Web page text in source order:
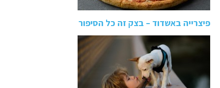
פיצרייה באשדוד – בצק זה כל הסיפור